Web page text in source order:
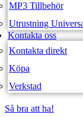
MP3 Tillbehör
Utrustning
Kontakta oss
Kontakta direkt
Köpa
Verkstad
Så bra att ha!